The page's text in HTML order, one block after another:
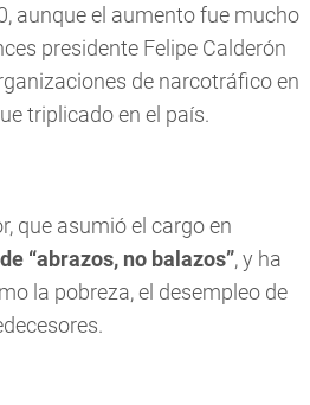
aunque el aumento fue mucho
presidente Felipe Calderón
de narcotráfico en
triplicado en el país.
que asumió el cargo en
“abrazos, no balazos”, y ha
la pobreza, el desempleo de